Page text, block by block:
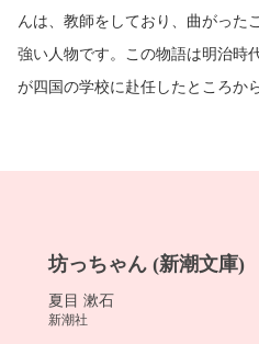
んは、教師をしており、曲がった
強い人物です。この物語は明治時
が四国の学校に赴任したところか